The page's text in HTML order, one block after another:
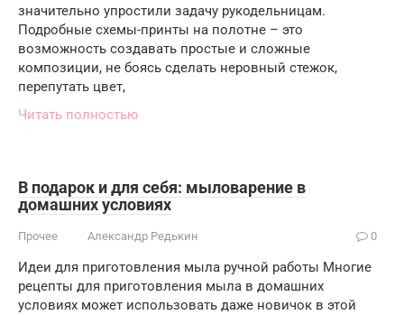
значительно упростили задачу рукодельницам.
Подробные схемы-принты на полотне – это
возможность создавать простые и сложные
композиции, не боясь сделать неровный стежок,
перепутать цвет,
Читать полностью
В подарок и для себя: мыловарение в
домашних условиях
Прочее Александр Редькин 0
Идеи для приготовления мыла ручной работы Многие
рецепты для приготовления мыла в домашних
условиях может использовать даже новичок в этой